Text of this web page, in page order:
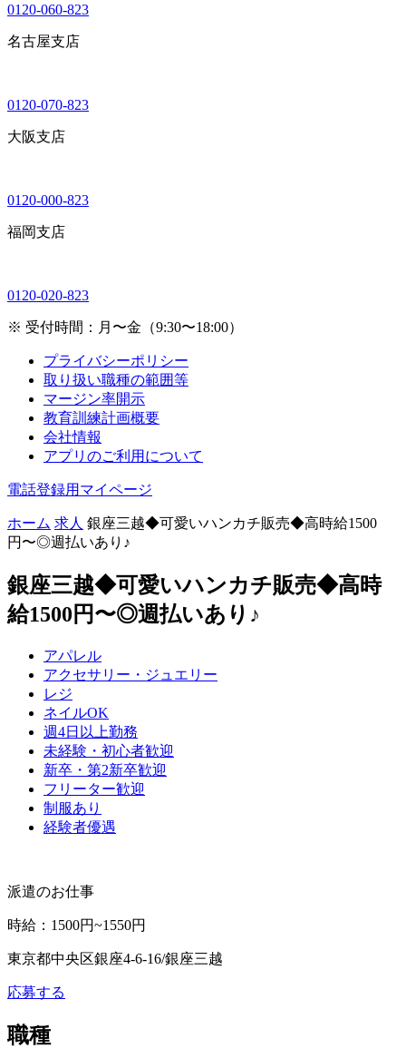
0120-060-823
名古屋支店
0120-070-823
大阪支店
0120-000-823
福岡支店
0120-020-823
※ 受付時間：月〜金（9:30〜18:00）
プライバシーポリシー
取り扱い職種の範囲等
マージン率開示
教育訓練計画概要
会社情報
アプリのご利用について
電話登録用マイページ
ホーム 求人 銀座三越◆可愛いハンカチ販売◆高時給1500
円〜◎週払いあり♪
銀座三越◆可愛いハンカチ販売◆高時
給1500円〜◎週払いあり♪
アパレル
アクセサリー・ジュエリー
レジ
ネイルOK
週4日以上勤務
未経験・初心者歓迎
新卒・第2新卒歓迎
フリーター歓迎
制服あり
経験者優遇
派遣のお仕事
時給 ： 1500円~1550円
東京都中央区銀座4-6-16/銀座三越
応募する
職種